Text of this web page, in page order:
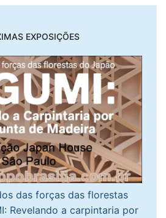
EXPOSIÇÕES
das forças das florestas
Revelando a carpintaria por